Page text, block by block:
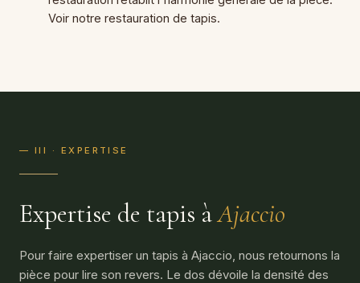
Voir notre restauration de tapis.
— III · EXPERTISE
Expertise de tapis àAjaccio
Pour faire expertiser un tapis à Ajaccio, nous retournons la
pièce pour lire son revers. Le dos dévoile la densité des